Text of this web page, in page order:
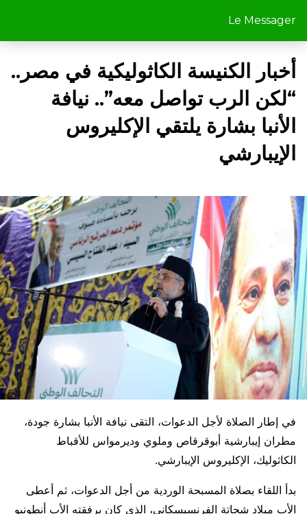
Le Messager
أخبار الكنيسة الكاثوليكية في مصر..
“لكن الرب تواصل معه”.. نيافة
الأنبا بشارة يلتقي الإكليروس
الإيبارشي
في إطار الصلاة لأجل الدعوات، التقى نيافة الأنبا بشارة جودة،
مطران إيبارشية أبوقرقاص وملوي وديرمواس للأقباط
الكاثوليك، الإكليروس الإيبارشي.
بدأ اللقاء بصلاة المسبحة الوردية من أجل الدعوات، ثم أعطى
الأب ميلاد شحاتة الفرنسيسكاني، الذي كان برفقته الأب أنطونيو